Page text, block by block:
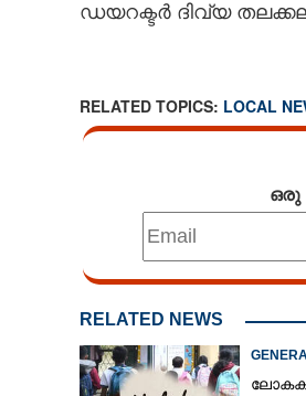
ഡയറക്ടർ ദിവ്യ
RELATED TOPICS: LOCAL
ഒരു
RELATED NEWS